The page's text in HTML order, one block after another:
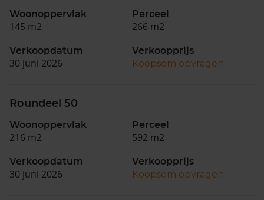
Woonoppervlak
145 m2
Perceel
266 m2
Verkoopdatum
30 juni 2026
Verkoopprijs
Koopsom opvragen
Roundeel 50
Woonoppervlak
216 m2
Perceel
592 m2
Verkoopdatum
30 juni 2026
Verkoopprijs
Koopsom opvragen